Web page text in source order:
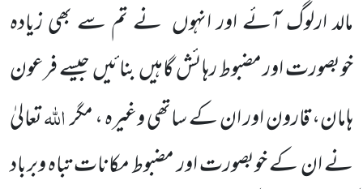
مالد ارلوگ آئے اور انہوں نے تم سے بھی زیادہ
خوبصورت اور مضبوط رہائش گاہیںبنائیںجیسے فرعون
ہامان، قارون اور ان کے ساتھی وغیرہ ، مگراللہتعالیٰ
نے ان کے خوبصورت اور مضبوط مکانات تباہ وبرباد